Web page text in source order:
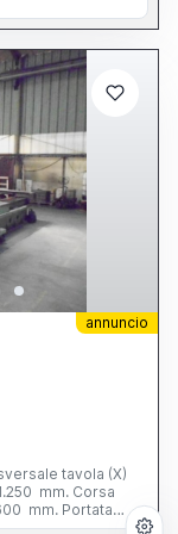
annuncio
tavola (X)
mm. Corsa
mm. Portata
mandrino 130 mm.